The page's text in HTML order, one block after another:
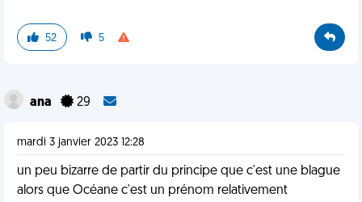
52 5
ana 29
mardi 3 janvier 2023 12:28
un peu bizarre de partir du principe que c'est une blague
alors que Océane c'est un prénom relativement